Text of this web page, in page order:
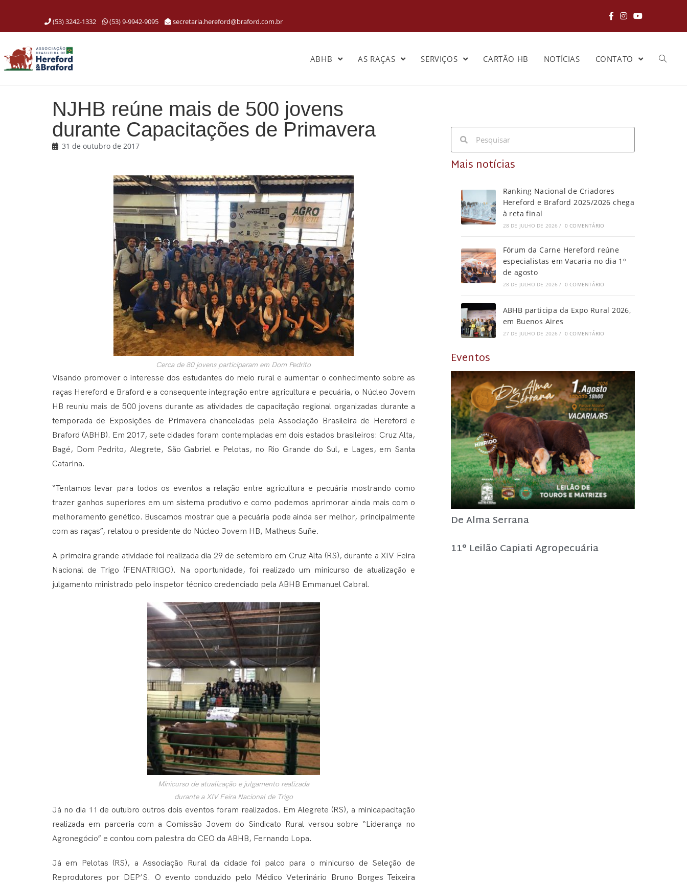
(53) 3242-1332 (53) 9-9942-9095 secretaria.hereford@braford.com.br
ABHB AS RAÇAS SERVIÇOS CARTÃO HB NOTÍCIAS CONTATO
NJHB reúne mais de 500 jovens
durante Capacitações de Primavera
31 de outubro de 2017
Cerca de 80 jovens participaram em Dom Pedrito
Visando promover o interesse dos estudantes do meio rural e aumentar o conhecimento sobre as
raças Hereford e Braford e a consequente integração entre agricultura e pecuária, o Núcleo Jovem
HB reuniu mais de 500 jovens durante as atividades de capacitação regional organizadas durante a
temporada de Exposições de Primavera chanceladas pela Associação Brasileira de Hereford e
Braford (ABHB). Em 2017, sete cidades foram contempladas em dois estados brasileiros: Cruz Alta,
Bagé, Dom Pedrito, Alegrete, São Gabriel e Pelotas, no Rio Grande do Sul, e Lages, em Santa
Catarina.
“Tentamos levar para todos os eventos a relação entre agricultura e pecuária mostrando como
trazer ganhos superiores em um sistema produtivo e como podemos aprimorar ainda mais com o
melhoramento genético. Buscamos mostrar que a pecuária pode ainda ser melhor, principalmente
com as raças”, relatou o presidente do Núcleo Jovem HB, Matheus Suñe.
A primeira grande atividade foi realizada dia 29 de setembro em Cruz Alta (RS), durante a XIV Feira
Nacional de Trigo (FENATRIGO). Na oportunidade, foi realizado um minicurso de atualização e
julgamento ministrado pelo inspetor técnico credenciado pela ABHB Emmanuel Cabral.
Minicurso de atualização e julgamento realizada
durante a XIV Feira Nacional de Trigo
Já no dia 11 de outubro outros dois eventos foram realizados. Em Alegrete (RS), a minicapacitação
realizada em parceria com a Comissão Jovem do Sindicato Rural versou sobre “Liderança no
Agronegócio” e contou com palestra do CEO da ABHB, Fernando Lopa.
Já em Pelotas (RS), a Associação Rural da cidade foi palco para o minicurso de Seleção de
Reprodutores por DEP’S. O evento conduzido pelo Médico Veterinário Bruno Borges Teixeira
Mais notícias
Ranking Nacional de Criadores
Hereford e Braford 2025/2026 chega
à reta final
28 DE JULHO DE 2026 / 0 COMENTÁRIO
Fórum da Carne Hereford reúne
especialistas em Vacaria no dia 1º
de agosto
28 DE JULHO DE 2026 / 0 COMENTÁRIO
ABHB participa da Expo Rural 2026,
em Buenos Aires
27 DE JULHO DE 2026 / 0 COMENTÁRIO
Eventos
De Alma Serrana
11° Leilão Capiati Agropecuária